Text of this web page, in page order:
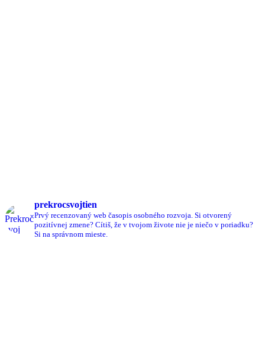
prekrocsvojtien
Prvý recenzovaný web časopis osobného rozvoja. Si otvorený
pozitívnej zmene? Cítiš, že v tvojom živote nie je niečo v poriadku?
Si na správnom mieste.